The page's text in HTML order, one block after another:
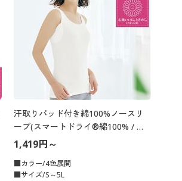
汗取りパッド付き綿100%ノースリ
ーブ(スマートドライ®綿100% / さ
らっと気持ちいい吸汗速乾)
1,419円～
■カラー/4色展開
■サイズ/S～5L